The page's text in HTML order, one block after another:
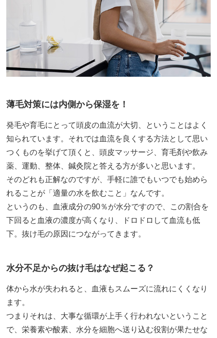
薄毛対策には内側から保湿を！
発毛や育毛にとって頭皮の血流が大切、ということはよく
知られています。それでは血流を良くする方法として思い
つくものを挙げて頂くと、頭皮マッサージ、育毛剤や飲み
薬、運動、整体、鍼灸院と答える方が多いと思います。
そのどれも正解なのですが、手軽に誰でもいつでも始めら
れることが「適量の水を飲むこと」なんです。
というのも、血液成分の90％が水分ですので、この割合を
下回ると血液の濃度が高くなり、ドロドロして血流も低
下。抜け毛の原因につながってきます。
水分不足からの抜け毛はなぜ起こる？
体から水が失われると、血液もスムーズに流れにくくなり
ます。
つまりそれは、大事な循環が上手く行われないということ
で、栄養素や酸素、水分を細胞へ送り込む役割が果たせな